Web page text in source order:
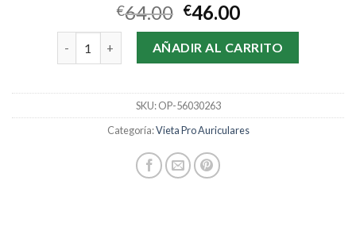
€64.00 €46.00
vieta pro auriculares cantidadAÑADIR AL CARRITO
SKU:OP-56030263
Categoría:Vieta Pro Auriculares